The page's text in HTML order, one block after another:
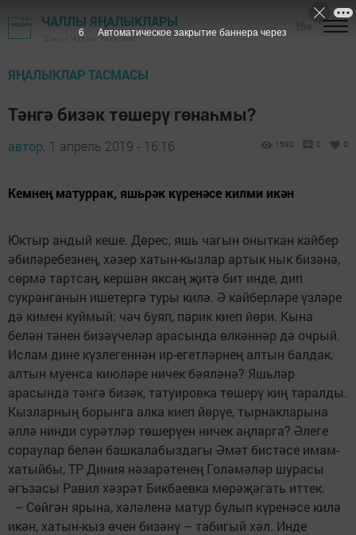
ЧАЛЛЫ ЯҢАЛЫКЛАРЫ
"Шәһри Чаллы" газетасы
ЯҢАЛЫКЛАР ТАСМАСЫ
Тәнгә бизәк төшерү гөнаһмы?
автор, 1 апрель 2019 - 16:16 1592 0 0
Кемнең матуррак, яшьрәк күренәсе килми икән
Юктыр андый кеше. Дөрес, яшь чагын оныткан кайбер
әбиләребезнең, хәзер хатын-кызлар артык нык бизәнә,
сөрмә тартсаң, кершән яксаң җитә бит инде, дип
сукранганын ишетергә туры килә. Ә кай­берләре үзләре
дә кимен куймый: чәч буяп, парик киеп йөри. Кына
белән тәнен бизәүчеләр арасында өлкәннәр дә очрый.
Ислам дине күзлегеннән ир-егетләрнең алтын балдак,
алтын муенса киюләре ничек бәяләнә? Яшьләр
арасында тәнгә бизәк, татуировка төшерү киң таралды.
Кызларның борынга алка киеп йөрүе, тырнакларына
әллә нинди сурәтләр төшерүен ничек аң­лар­га? Әлеге
сораулар бе­лән башкалабыздагы Әмәт бис­тә­се имам-
хатыйбы, ТР Диния нәза­рә­тенең Голәмәләр шурасы
әгъ­засы Равил хәзрәт Бикбаевка мө­рәҗәгать иттек.
– Сөйгән ярына, хәләленә матур булып күренәсе килә
икән, хатын-кыз өчен бизәнү – табигый хәл. Инде
5 Автоматическое закрытие баннера через